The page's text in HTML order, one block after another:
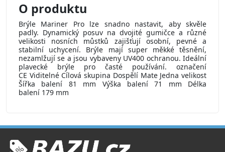
O produktu
Brýle Mariner Pro lze snadno nastavit, aby skvěle
padly. Dynamický posuv na dvojité gumičce a různé
velikosti nosních můstků zajišťují osobní, pevné a
stabilní uchycení. Brýle mají super měkké těsnění,
nezamlžují se a jsou vybaveny UV400 ochranou. Ideální
plavecké brýle pro časté používání. označení
CE Viditelné Cílová skupina Dospělí Mate Jedna velikost
Šířka balení 81 mm Výška balení 71 mm Délka
balení 179 mm